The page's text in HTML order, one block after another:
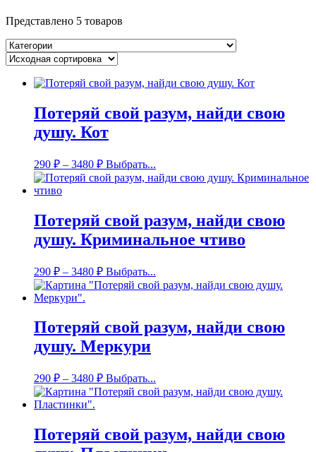
Представлено 5 товаров
Потеряй свой разум, найди свою
душу. Кот
290 ₽ – 3480 ₽ Выбрать...
Потеряй свой разум, найди свою
душу. Криминальное чтиво
290 ₽ – 3480 ₽ Выбрать...
Потеряй свой разум, найди свою
душу. Меркури
290 ₽ – 3480 ₽ Выбрать...
Потеряй свой разум, найди свою